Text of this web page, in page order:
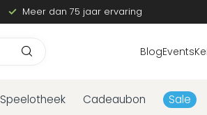
Meer dan 75 jaar ervaring
BlogEvents
Speelotheek Cadeaubon Sale